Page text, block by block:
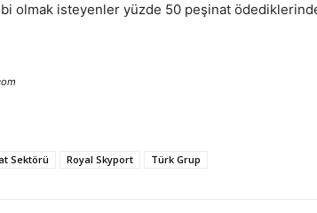
olmak isteyenler yüzde 50 peşinat
Sektörü Royal Skyport Türk Grup